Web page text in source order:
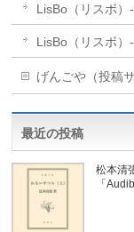
LisBo（リスボ）
LisBo（リスボ）
げんごや（投稿サ
最近の投稿
松本清
「